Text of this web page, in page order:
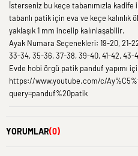
İsterseniz bu keçe tabanımızla
tabanlı patik için eva ve keçe
yaklaşık 1 mm incelip kalınlaşabilir.
Ayak Numara Seçenekleri: 19-20, 21-
33-34, 35-36, 37-38, 39-40, 41-42, 43-
Evde hobi örgü patik panduf yapımı
https://www.youtube.com/c/
query=panduf%20patik
YORUMLAR(0)